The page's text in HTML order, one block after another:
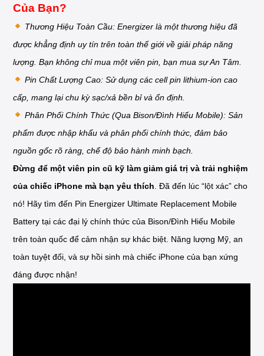
Của Bạn?
Thương Hiệu Toàn Cầu: Energizer là một thương hiệu đã
được khẳng định uy tín trên toàn thế giới về giải pháp năng
lượng. Bạn không chỉ mua một viên pin, bạn mua sự An Tâm.
Pin Chất Lượng Cao: Sử dụng các cell pin lithium-ion cao
cấp, mang lại chu kỳ sạc/xả bền bỉ và ổn định.
Phân Phối Chính Thức (Qua Bison/Đình Hiếu Mobile): Sản
phẩm được nhập khẩu và phân phối chính thức, đảm bảo
nguồn gốc rõ ràng, chế độ bảo hành minh bạch.
Đừng để một viên pin cũ kỹ làm giảm giá trị và trải nghiệm
của chiếc iPhone mà bạn yêu thích . Đã đến lúc “lột xác” cho
nó! Hãy tìm đến Pin Energizer Ultimate Replacement Mobile
Battery tại các đại lý chính thức của Bison/Đình Hiếu Mobile
trên toàn quốc để cảm nhận sự khác biệt. Năng lượng Mỹ, an
toàn tuyệt đối, và sự hồi sinh mà chiếc iPhone của bạn xứng
đáng được nhận!